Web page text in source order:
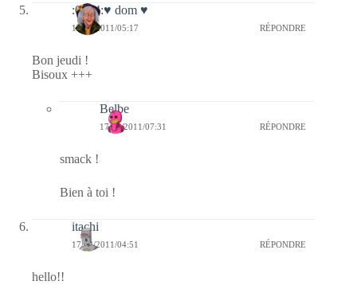
:0014:♥ dom ♥
17/02/2011/05:17 RÉPONDRE
Bon jeudi !
Bisoux +++
Belbe
17/02/2011/07:31 RÉPONDRE
smack !
Bien à toi !
itachi
17/02/2011/04:51 RÉPONDRE
hello!!